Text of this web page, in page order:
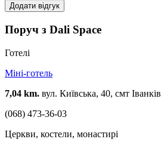
Додати відгук
Поруч з Dali Space
Готелі
Міні-готель
7,04 km. вул. Київська, 40, смт Іванків
(068) 473-36-03
Церкви, костели, монастирі